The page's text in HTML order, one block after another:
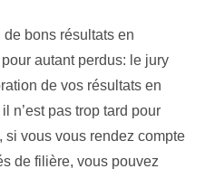
de bons résultats en
autant perdus: le jury
de vos résultats en
n’est pas trop tard pour
si vous vous rendez compte
de filière, vous pouvez